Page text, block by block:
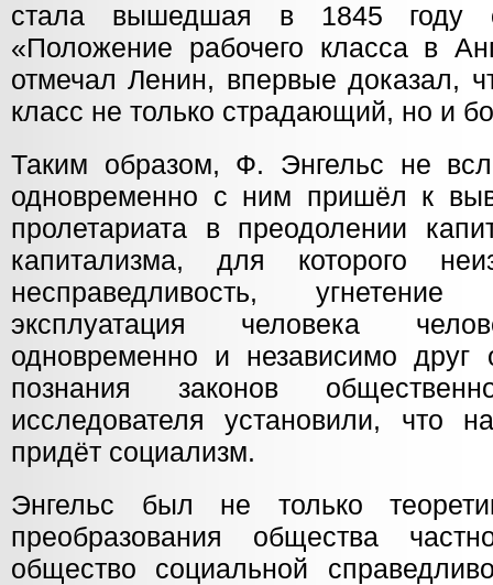
стала вышедшая в 1845 году
«Положение рабочего класса в
отмечал Ленин, впервые доказал,
класс не только страдающий, но и
Таким образом, Ф. Энгельс не
одновременно с ним пришёл к
пролетариата в преодолении
капитализма, для которого
несправедливость,
эксплуатация человека
одновременно и независимо друг
познания законов
исследователя установили, что
придёт социализм.
Энгельс был не только
преобразования общества
общество социальной